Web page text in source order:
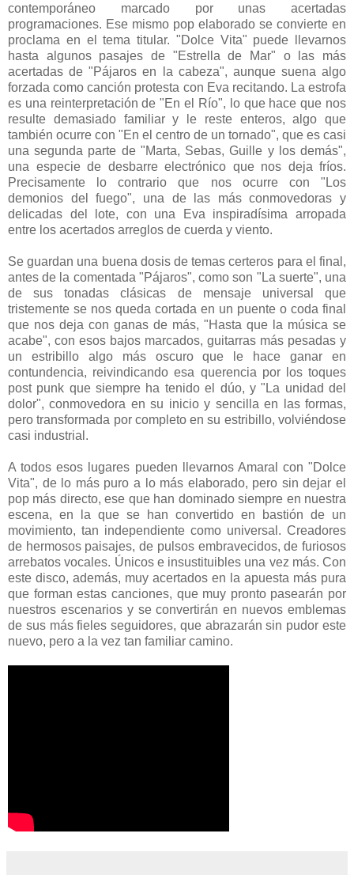
contemporáneo marcado por unas acertadas
programaciones. Ese mismo pop elaborado se convierte en
proclama en el tema titular. "Dolce Vita" puede llevarnos
hasta algunos pasajes de "Estrella de Mar" o las más
acertadas de "Pájaros en la cabeza", aunque suena algo
forzada como canción protesta con Eva recitando. La estrofa
es una reinterpretación de "En el Río", lo que hace que nos
resulte demasiado familiar y le reste enteros, algo que
también ocurre con "En el centro de un tornado", que es casi
una segunda parte de "Marta, Sebas, Guille y los demás",
una especie de desbarre electrónico que nos deja fríos.
Precisamente lo contrario que nos ocurre con "Los
demonios del fuego", una de las más conmovedoras y
delicadas del lote, con una Eva inspiradísima arropada
entre los acertados arreglos de cuerda y viento.
Se guardan una buena dosis de temas certeros para el final,
antes de la comentada "Pájaros", como son "La suerte", una
de sus tonadas clásicas de mensaje universal que
tristemente se nos queda cortada en un puente o coda final
que nos deja con ganas de más, "Hasta que la música se
acabe", con esos bajos marcados, guitarras más pesadas y
un estribillo algo más oscuro que le hace ganar en
contundencia, reivindicando esa querencia por los toques
post punk que siempre ha tenido el dúo, y "La unidad del
dolor", conmovedora en su inicio y sencilla en las formas,
pero transformada por completo en su estribillo, volviéndose
casi industrial.
A todos esos lugares pueden llevarnos Amaral con "Dolce
Vita", de lo más puro a lo más elaborado, pero sin dejar el
pop más directo, ese que han dominado siempre en nuestra
escena, en la que se han convertido en bastión de un
movimiento, tan independiente como universal. Creadores
de hermosos paisajes, de pulsos embravecidos, de furiosos
arrebatos vocales. Únicos e insustituibles una vez más. Con
este disco, además, muy acertados en la apuesta más pura
que forman estas canciones, que muy pronto pasearán por
nuestros escenarios y se convertirán en nuevos emblemas
de sus más fieles seguidores, que abrazarán sin pudor este
nuevo, pero a la vez tan familiar camino.